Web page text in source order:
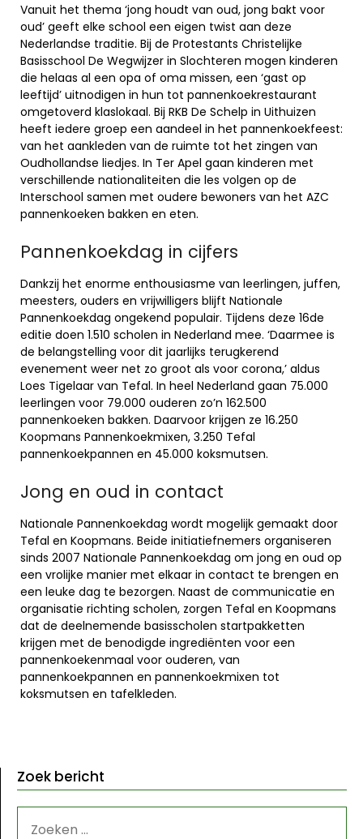
Vanuit het thema ‘jong houdt van oud, jong bakt voor
oud’ geeft elke school een eigen twist aan deze
Nederlandse traditie. Bij de Protestants Christelijke
Basisschool De Wegwijzer in Slochteren mogen kinderen
die helaas al een opa of oma missen, een ‘gast op
leeftijd’ uitnodigen in hun tot pannenkoekrestaurant
omgetoverd klaslokaal. Bij RKB De Schelp in Uithuizen
heeft iedere groep een aandeel in het pannenkoekfeest:
van het aankleden van de ruimte tot het zingen van
Oudhollandse liedjes. In Ter Apel gaan kinderen met
verschillende nationaliteiten die les volgen op de
Interschool samen met oudere bewoners van het AZC
pannenkoeken bakken en eten.
Pannenkoekdag in cijfers
Dankzij het enorme enthousiasme van leerlingen, juffen,
meesters, ouders en vrijwilligers blijft Nationale
Pannenkoekdag ongekend populair. Tijdens deze 16de
editie doen 1.510 scholen in Nederland mee. ‘Daarmee is
de belangstelling voor dit jaarlijks terugkerend
evenement weer net zo groot als voor corona,’ aldus
Loes Tigelaar van Tefal. In heel Nederland gaan 75.000
leerlingen voor 79.000 ouderen zo’n 162.500
pannenkoeken bakken. Daarvoor krijgen ze 16.250
Koopmans Pannenkoekmixen, 3.250 Tefal
pannenkoekpannen en 45.000 koksmutsen.
Jong en oud in contact
Nationale Pannenkoekdag wordt mogelijk gemaakt door
Tefal en Koopmans. Beide initiatiefnemers organiseren
sinds 2007 Nationale Pannenkoekdag om jong en oud op
een vrolijke manier met elkaar in contact te brengen en
een leuke dag te bezorgen. Naast de communicatie en
organisatie richting scholen, zorgen Tefal en Koopmans
dat de deelnemende basisscholen startpakketten
krijgen met de benodigde ingrediënten voor een
pannenkoekenmaal voor ouderen, van
pannenkoekpannen en pannenkoekmixen tot
koksmutsen en tafelkleden.
Zoek bericht
NAAR: